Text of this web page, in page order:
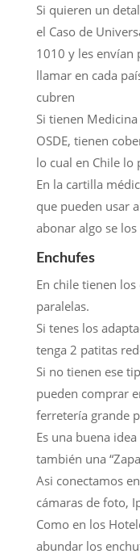
Si quieren un
el Caso de
1010 y les envían
llamar en cada
cubren
Si tienen
OSDE, tienen
lo cual en Chile lo
En la cartilla
que pueden usar
abonar algo se
Enchufes
En chile tienen
paralelas.
Si tenes los
tenga 2 patitas
Si no tienen ese
pueden comprar
ferretería grande
Es una buena
también una
Asi conectamos
cámaras de foto,
Como en los
abundar los